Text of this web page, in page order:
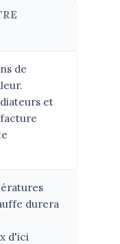
de
et
durera
d'ici